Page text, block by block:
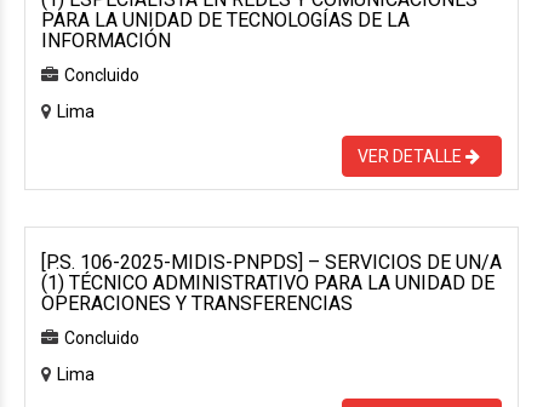
PARA LA UNIDAD DE TECNOLOGÍAS DE LA
INFORMACIÓN
Concluido
Lima
VER DETALLE
[P.S. 106-2025-MIDIS-PNPDS] – SERVICIOS DE UN/A
(1) TÉCNICO ADMINISTRATIVO PARA LA UNIDAD DE
OPERACIONES Y TRANSFERENCIAS
Concluido
Lima